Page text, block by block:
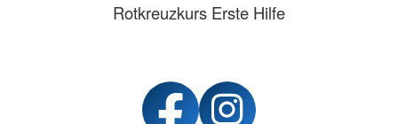
Rotkreuzkurs Erste Hilfe